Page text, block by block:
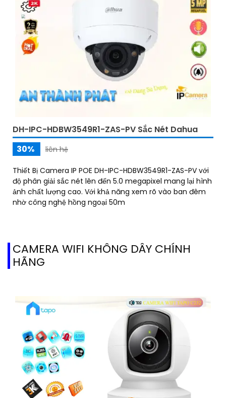
DH-IPC-HDBW3549R1-ZAS-PV Sắc Nét Dahua
30%
liên hệ
Thiết Bị Camera IP POE DH-IPC-HDBW3549R1-ZAS-PV với
độ phân giải sắc nét lên đến 5.0 megapixel mang lại hình
ảnh chất lượng cao. Với khả năng xem rõ vào ban đêm
nhờ công nghệ hồng ngoại 50m
CAMERA WIFI KHÔNG DÂY CHÍNH
HÃNG